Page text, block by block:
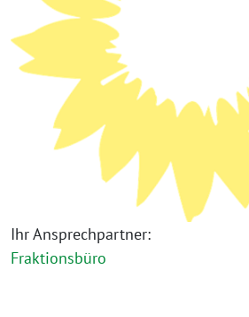
Ihr Ansprechpartner:
Fraktionsbüro